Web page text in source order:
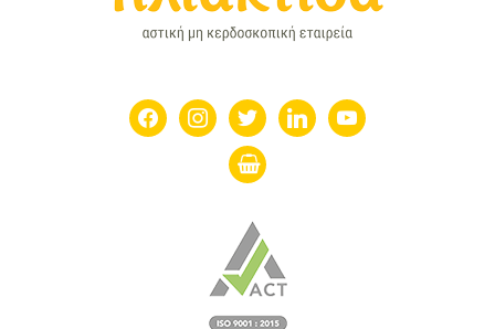
facebookinstagramtwitter linkedin youtube
shopping-
basket